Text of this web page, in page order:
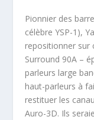
Pionnier des
célèbre YSP-1),
repositionner sur
Surround 90A –
parleurs large
haut-parleurs à
restituer les
Auro-3D. Ils